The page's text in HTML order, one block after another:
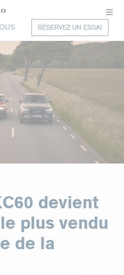
RÉSERVEZ UN ESSAI
devient
plus vendu
de la